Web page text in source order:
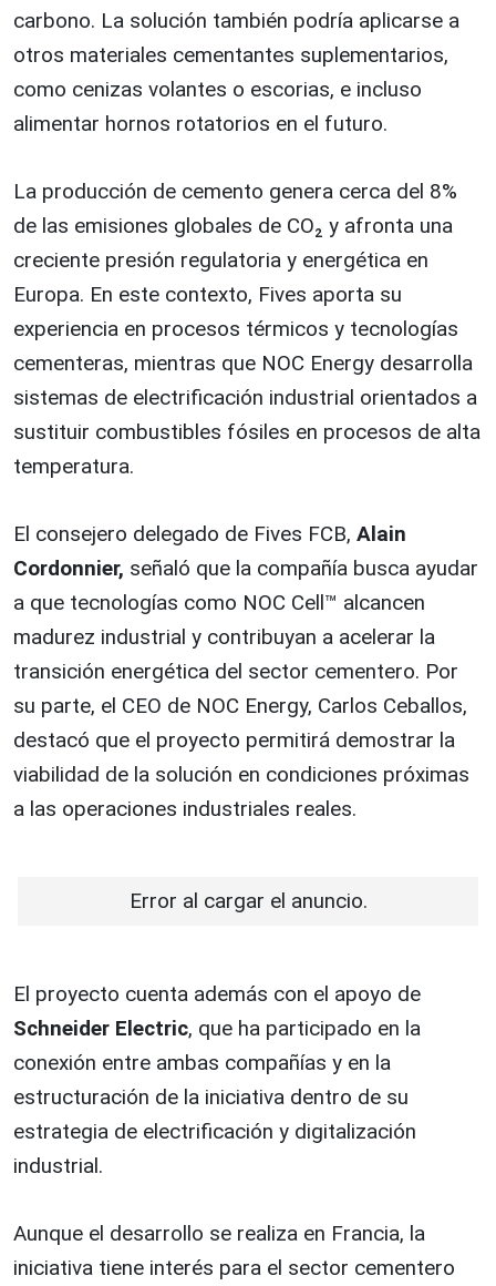
carbono. La solución también podría aplicarse a
otros materiales cementantes suplementarios,
como cenizas volantes o escorias, e incluso
alimentar hornos rotatorios en el futuro.
La producción de cemento genera cerca del 8%
de las emisiones globales de CO₂ y afronta una
creciente presión regulatoria y energética en
Europa. En este contexto, Fives aporta su
experiencia en procesos térmicos y tecnologías
cementeras, mientras que NOC Energy desarrolla
sistemas de electrificación industrial orientados a
sustituir combustibles fósiles en procesos de alta
temperatura.
El consejero delegado de Fives FCB, Alain
Cordonnier, señaló que la compañía busca ayudar
a que tecnologías como NOC Cell™ alcancen
madurez industrial y contribuyan a acelerar la
transición energética del sector cementero. Por
su parte, el CEO de NOC Energy, Carlos Ceballos,
destacó que el proyecto permitirá demostrar la
viabilidad de la solución en condiciones próximas
a las operaciones industriales reales.
Error al cargar el anuncio.
El proyecto cuenta además con el apoyo de
Schneider Electric, que ha participado en la
conexión entre ambas compañías y en la
estructuración de la iniciativa dentro de su
estrategia de electrificación y digitalización
industrial.
Aunque el desarrollo se realiza en Francia, la
iniciativa tiene interés para el sector cementero